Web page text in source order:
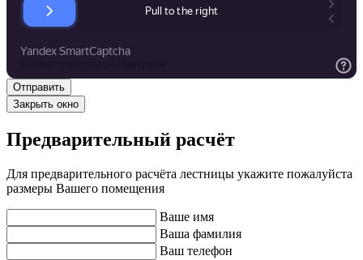
Закрыть окно
Предварительный расчёт
Для предварительного расчёта лестницы укажите пожалуйста
размеры Вашего помещения
Ваше имя
Ваша фамилия
Ваш телефон